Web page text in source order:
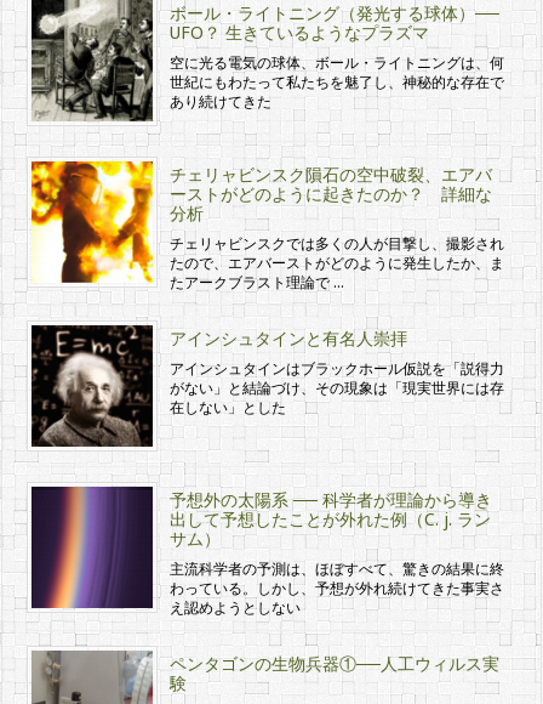
ボール・ライトニング（発光する球体）──
UFO？ 生きているようなプラズマ
空に光る電気の球体、ボール・ライトニングは、何
世紀にもわたって私たちを魅了し、神秘的な存在で
あり続けてきた
チェリャビンスク隕石の空中破裂、エアバ
ーストがどのように起きたのか？ 詳細な
分析
チェリャビンスクでは多くの人が目撃し、撮影され
たので、エアバーストがどのように発生したか、ま
たアークブラスト理論で …
アインシュタインと有名人崇拝
アインシュタインはブラックホール仮説を「説得力
がない」と結論づけ、その現象は「現実世界には存
在しない」とした
予想外の太陽系 ── 科学者が理論から導き
出して予想したことが外れた例（C. j. ラン
サム）
主流科学者の予測は、ほぼすべて、驚きの結果に終
わっている。しかし、予想が外れ続けてきた事実さ
え認めようとしない
ペンタゴンの生物兵器①──人工ウィルス実
験